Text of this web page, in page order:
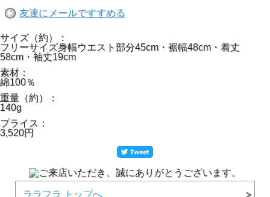
友達にメールですすめる
サイズ（約）：
フリーサイズ身幅ウエスト部分45cm・裾幅48cm・着丈
58cm・袖丈19cm
素材：
綿100％
重量（約）：
140g
プライス：
3,520円
ララフラ トップへ